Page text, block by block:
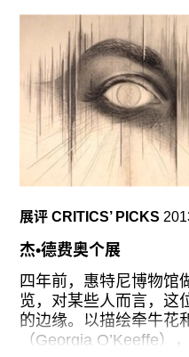
同时被地上形状不明的
住。这种效果更容易产
沃特的作品以及她制造
动性与妥协性充斥其中
装置《陌生碎片滚滚滚
Roll Roll, 2013），使
（Fred Sandback）的
的直立又紧绷的线条，
够舒展并屈服于空间内
用。同时，五段循环播
展示这样的现象。三段
递并被讨论的场景；这
相片覆盖，充斥着一种
果。在第四段录像中，
七彩饼般不停翻动。正
魔力，这些纸币它们看
展评 CRITICS’ PICKS
杰•德费奥个展
四年前，惠特尼博物馆
览，对某些人而言，这
的边缘。以描绘牵牛花
（Georgia O’Keeffe）